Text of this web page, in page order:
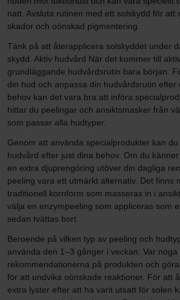
natt. Avsluta rutinen med ett solskydd för att
skador och oönskad pigmentering.
Tänk på att återapplicera solskyddet under
skydd. Aktiv hudvård När det kommer till
grundläggande hudvårdsrutin bara början.
din hud och anpassa din hudvårdsrutin efter
behov kan det vara bra att införa
hittar du peelingar och ansiktsmasker från
som passar alla hudtyper.
Genom att använda specialprodukter kan
hudvård efter just dina behov. Om du
en extra djuprengöring utöver din dagliga
peeling vara ett utmärkt alternativ. Det finns
traditionell kornform som masseras in i
välja en enzympeeling som appliceras som
sedan tvättas bort.
Beroende på vilken typ av peeling och
använda den 1–3 gånger i veckan. Var noga
rekommendationerna på produkten och
för att undvika oönskade reaktioner. För att
extra lyster efter att ha varit utsatt för solen